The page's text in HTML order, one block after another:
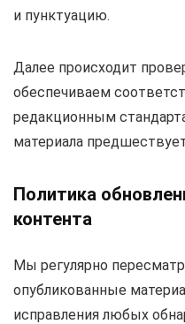
и пунктуацию.
Далее происходит
обеспечиваем
редакционным
материала
Политика
контента
Мы регулярно
опубликованные
исправления любых